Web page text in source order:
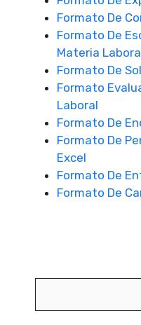
Formato De
Formato De
Materia
Formato De
Formato
Laboral
Formato De
Formato De
Excel
Formato De
Formato De